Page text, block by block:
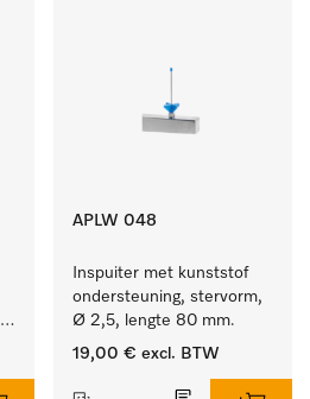
APLW 048
Inspuiter met kunststof
ondersteuning, stervorm,
Ø 2,5, lengte 80 mm.
19,00 € excl. BTW